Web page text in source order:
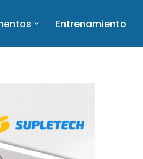
Entrenamiento